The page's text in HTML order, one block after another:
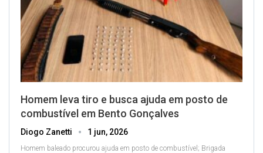
Homem leva tiro e busca ajuda em posto de
combustível em Bento Gonçalves
Diogo Zanetti 1 jun, 2026
Homem baleado procurou ajuda em posto de combustível; Brigada